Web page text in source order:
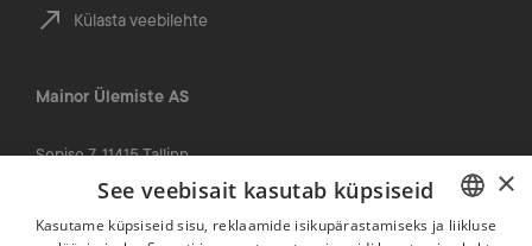
Külasta veebilehte
Mainor Ülemiste AS
Sepise 7, 11415 Tallinn
Tominga maja
Kontor: +372 5304 6992
×
See veebisait kasutab küpsiseid
Kasutame küpsiseid sisu, reklaamide isikupärastamiseks ja liikluse